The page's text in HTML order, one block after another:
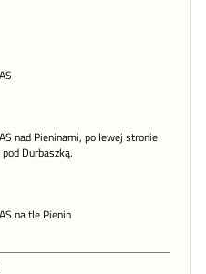
nad Pieninami, po lewej stronie
Durbaszką.
na tle Pienin